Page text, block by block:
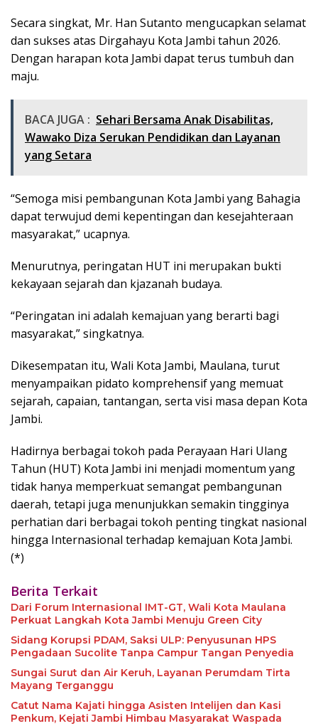
Secara singkat, Mr. Han Sutanto mengucapkan selamat
dan sukses atas Dirgahayu Kota Jambi tahun 2026.
Dengan harapan kota Jambi dapat terus tumbuh dan
maju.
BACA JUGA : Sehari Bersama Anak Disabilitas,
Wawako Diza Serukan Pendidikan dan Layanan
yang Setara
“Semoga misi pembangunan Kota Jambi yang Bahagia
dapat terwujud demi kepentingan dan kesejahteraan
masyarakat,” ucapnya.
Menurutnya, peringatan HUT ini merupakan bukti
kekayaan sejarah dan kjazanah budaya.
“Peringatan ini adalah kemajuan yang berarti bagi
masyarakat,” singkatnya.
Dikesempatan itu, Wali Kota Jambi, Maulana, turut
menyampaikan pidato komprehensif yang memuat
sejarah, capaian, tantangan, serta visi masa depan Kota
Jambi.
Hadirnya berbagai tokoh pada Perayaan Hari Ulang
Tahun (HUT) Kota Jambi ini menjadi momentum yang
tidak hanya memperkuat semangat pembangunan
daerah, tetapi juga menunjukkan semakin tingginya
perhatian dari berbagai tokoh penting tingkat nasional
hingga Internasional terhadap kemajuan Kota Jambi.
(*)
Berita Terkait
Dari Forum Internasional IMT-GT, Wali Kota Maulana
Perkuat Langkah Kota Jambi Menuju Green City
Sidang Korupsi PDAM, Saksi ULP: Penyusunan HPS
Pengadaan Sucolite Tanpa Campur Tangan Penyedia
Sungai Surut dan Air Keruh, Layanan Perumdam Tirta
Mayang Terganggu
Catut Nama Kajati hingga Asisten Intelijen dan Kasi
Penkum, Kejati Jambi Himbau Masyarakat Waspada